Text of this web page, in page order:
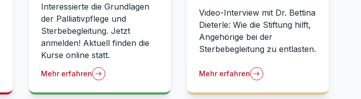
Interessierte die Grundlagen
der Palliativpflege und
Sterbebegleitung. Jetzt
anmelden! Aktuell finden die
Kurse online statt.
Mehr erfahren
Video-Interview mit Dr. Bettina
Dieterle: Wie die Stiftung hilft,
Angehörige bei der
Sterbebegleitung zu entlasten.
Mehr erfahren